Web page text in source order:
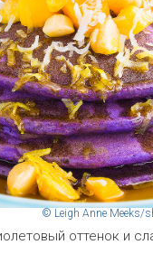
© Leigh Anne Meeks/
оттенок и